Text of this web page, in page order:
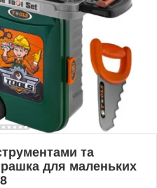
та
для маленьких